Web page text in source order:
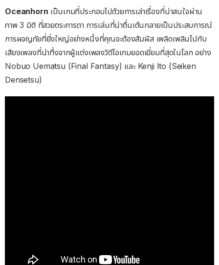
Oceanhorn เป็นเกมที่ประกอบไปด้วยการเล่าเรื่องที่น่าสนใจผ่าน
ภาพ 3 มิติ ที่สวยตระการตา การเล่นที่น่าตื่นเต้นกลายเป็นประสบการณ์
การผจญภัยที่ยิ่งใหญ่อย่างหนึ่งที่คุณจะต้องสัมผัส เพลิดเพลินไปกับ
เสียงเพลงที่น่าทึ่งจากผู้แต่งเพลงวิดีโอเกมยอดเยี่ยมที่สุดในโลก อย่าง
Nobuo Uematsu (Final Fantasy) และ Kenji Ito (Seiken
Densetsu)